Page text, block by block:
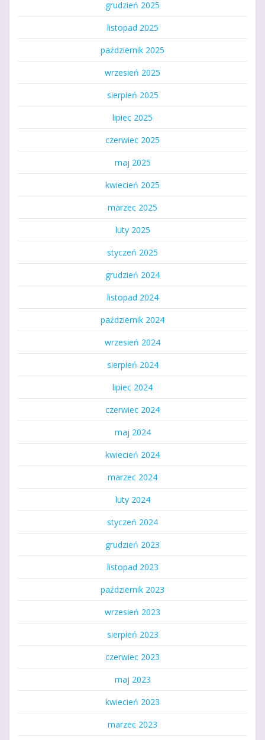
grudzień 2025
listopad 2025
październik 2025
wrzesień 2025
sierpień 2025
lipiec 2025
czerwiec 2025
maj 2025
kwiecień 2025
marzec 2025
luty 2025
styczeń 2025
grudzień 2024
listopad 2024
październik 2024
wrzesień 2024
sierpień 2024
lipiec 2024
czerwiec 2024
maj 2024
kwiecień 2024
marzec 2024
luty 2024
styczeń 2024
grudzień 2023
listopad 2023
październik 2023
wrzesień 2023
sierpień 2023
czerwiec 2023
maj 2023
kwiecień 2023
marzec 2023